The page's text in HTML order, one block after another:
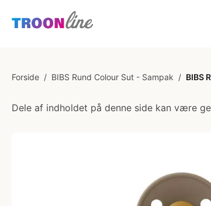
Forside / BIBS Rund Colour Sut - Sampak / BIBS
Dele af indholdet på denne side kan være